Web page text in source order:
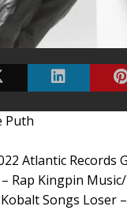
Puth
Atlantic Records
Rap Kingpin
Songs Loser